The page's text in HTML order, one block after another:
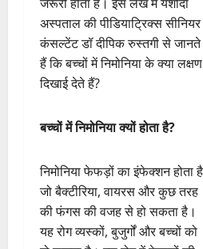
जाए तो यह रोग बच्चे के लिए घातक हो
सकता है। कई देशों में निमोनिया बच्चों
की मृत्यु का एक मुख्य कारण माना
जाता है। इसलिए समय रहते
निमोनिया के लक्षणों की पहचान करना
अस्पताल की पीडियाट्रिक्स सीनियर
हैं कि बच्चों में निमोनिया के क्या लक्षण
दिखाई देते हैं?
बच्चों में निमोनिया क्यों होता है?